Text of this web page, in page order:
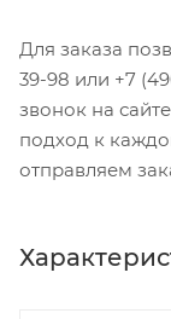
Для заказа
39-98 или +7
звонок на
подход к
отправляем